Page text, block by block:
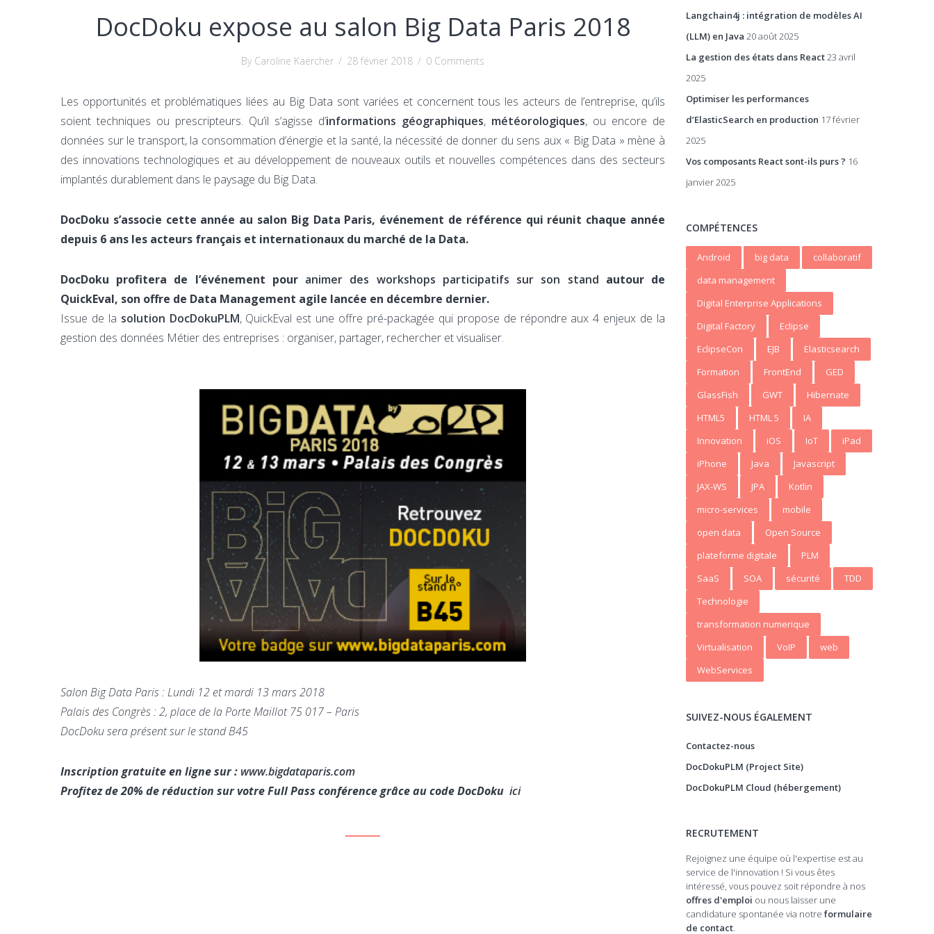
DocDoku expose au salon Big Data Paris 2018
By Caroline Kaercher / 28 février 2018 / 0 Comments
Les opportunités et problématiques liées au Big Data sont variées et concernent tous les acteurs de l’entreprise, qu’ils
soient techniques ou prescripteurs. Qu’il s’agisse d’informations géographiques, météorologiques, ou encore de
données sur le transport, la consommation d’énergie et la santé, la nécessité de donner du sens aux « Big Data » mène à
des innovations technologiques et au développement de nouveaux outils et nouvelles compétences dans des secteurs
implantés durablement dans le paysage du Big Data.
DocDoku s’associe cette année au salon Big Data Paris, événement de référence qui réunit chaque année
depuis 6 ans les acteurs français et internationaux du marché de la Data.
DocDoku profitera de l’événement pour animer des workshops participatifs sur son stand autour de
QuickEval, son offre de Data Management agile lancée en décembre dernier.
Issue de la solution DocDokuPLM, QuickEval est une offre pré-packagée qui propose de répondre aux 4 enjeux de la
gestion des données Métier des entreprises : organiser, partager, rechercher et visualiser.
Salon Big Data Paris : Lundi 12 et mardi 13 mars 2018
Palais des Congrès : 2, place de la Porte Maillot 75 017 – Paris
DocDoku sera présent sur le stand B45
Inscription gratuite en ligne sur : www.bigdataparis.com
Profitez de 20% de réduction sur votre Full Pass conférence grâce au code DocDoku ici
Langchain4j : intégration de modèles AI
(LLM) en Java 20 août 2025
La gestion des états dans React23 avril
2025
Optimiser les performances
d’ElasticSearch en production 17 février
2025
Vos composants React sont-ils purs ? 16
janvier 2025
COMPÉTENCES
Android big data
collaboratif
data management
Digital Enterprise Applications
Digital Factory
Eclipse
EclipseCon
EJB
Elasticsearch
Formation
FrontEnd
GED
GlassFish
GWT
Hibernate
HTML5
HTML 5
IA
Innovation
iOS IoT
iPad
iPhone
Java
Javascript
JAX-WS
JPA
Kotlin
micro-services
mobile
open data
Open Source
plateforme digitale
PLM
SaaS
SOA sécurité
TDD
Technologie
transformation numerique
Virtualisation
VoIP
web
WebServices
SUIVEZ-NOUS ÉGALEMENT
Contactez-nous
DocDokuPLM (Project Site)
DocDokuPLM Cloud (hébergement)
RECRUTEMENT
Rejoignez une équipe où l'expertise est au
service de l'innovation ! Si vous êtes
intéressé, vous pouvez soit répondre à nos
offres d'emploi ou nous laisser une
candidature spontanée via notre formulaire
de contact.